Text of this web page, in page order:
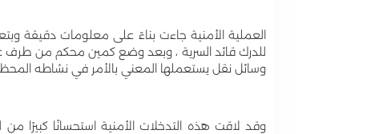
العملية الأمنية جاءت بناءً على معلومات دقيقة
للدرك قائد السرية ، وبعد وضع كمين محكم من طرف
وسائل نقل يستعملها المعني بالأمر في نشاطه
وقد لاقت هذه التدخلات الأمنية استحسانًا كبيرًا